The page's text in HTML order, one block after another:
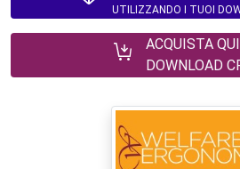
UTILIZZANDO I TUOI
ACQUISTA
DOWNLOAD